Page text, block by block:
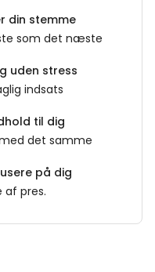
din stemme
som det næste
uden stress
indsats
til dig
det samme
på dig
af pres.